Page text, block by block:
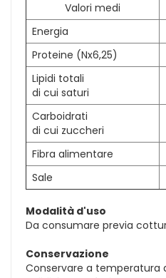
Valori medi
Energia
Proteine (Nx6,25)
Lipidi totali
di cui saturi
Carboidrati
di cui zuccheri
Fibra alimentare
Sale
Modalità d'uso
Da consumare previa
Conservazione
Conservare a temperatura